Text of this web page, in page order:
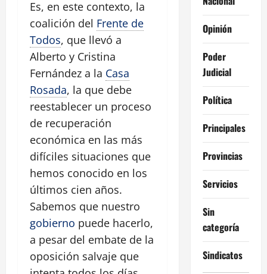
Es, en este contexto, la
coalición del Frente de
Todos, que llevó a
Alberto y Cristina
Fernández a la Casa
Rosada, la que debe
reestablecer un proceso
de recuperación
económica en las más
difíciles situaciones que
hemos conocido en los
últimos cien años.
Sabemos que nuestro
gobierno puede hacerlo,
a pesar del embate de la
oposición salvaje que
Opinión
Poder
Judicial
Política
Principales
Provincias
Servicios
Sin
categoría
Sindicatos